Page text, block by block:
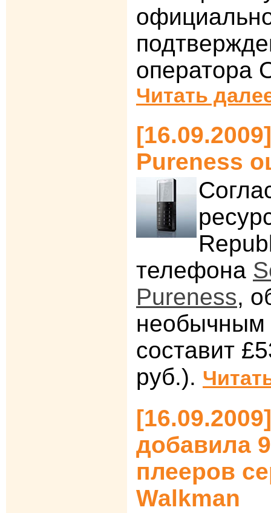
оператора
Читать
Pureness
телефона
Pureness,
необычным
составит
руб.).
добавила
плееров
Walkman